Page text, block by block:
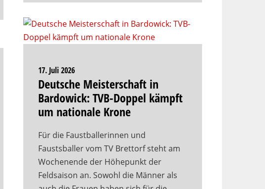
17. Juli 2026
Deutsche Meisterschaft in
Bardowick: TVB-Doppel kämpft
um nationale Krone
Für die Faustballerinnen und
Faustsballer vom TV Brettorf steht am
Wochenende der Höhepunkt der
Feldsaison an. Sowohl die Männer als